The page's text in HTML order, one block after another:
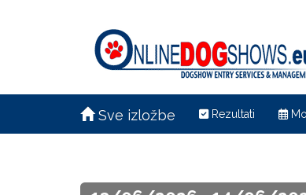
Sve izložbe Rezultati